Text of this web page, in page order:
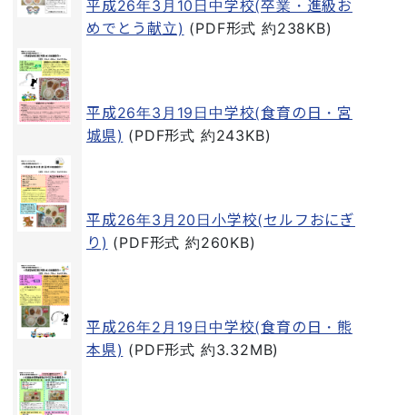
平成26年3月10日中学校(卒業・進級お
めでとう献立) (PDF形式 約238KB)
平成26年3月19日中学校(食育の日・宮
城県) (PDF形式 約243KB)
平成26年3月20日小学校(セルフおにぎ
り) (PDF形式 約260KB)
平成26年2月19日中学校(食育の日・熊
本県) (PDF形式 約3.32MB)